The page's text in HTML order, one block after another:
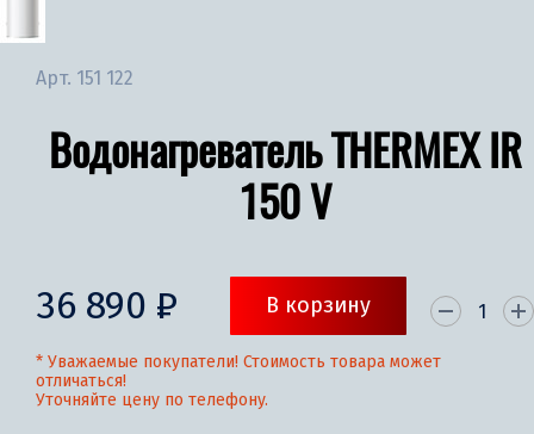
Арт. 151 122
Водонагреватель THERMEX IR
150 V
36 890 ₽ В корзину
* Уважаемые покупатели! Стоимость товара может
отличаться!
Уточняйте цену по телефону.